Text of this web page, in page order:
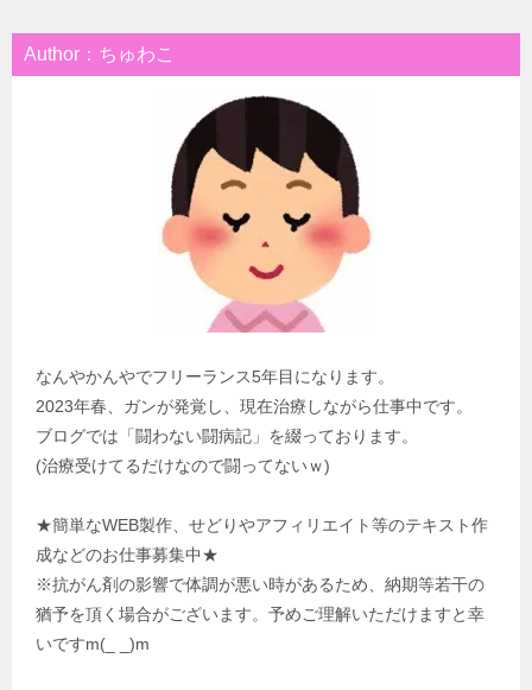
Author：ちゅわこ
なんやかんやでフリーランス5年目になります。
2023年春、ガンが発覚し、現在治療しながら仕事中です。
ブログでは「闘わない闘病記」を綴っております。
(治療受けてるだけなので闘ってないｗ)
★簡単なWEB製作、せどりやアフィリエイト等のテキスト作
成などのお仕事募集中★
※抗がん剤の影響で体調が悪い時があるため、納期等若干の
猶予を頂く場合がございます。予めご理解いただけますと幸
いですm(_ _)m